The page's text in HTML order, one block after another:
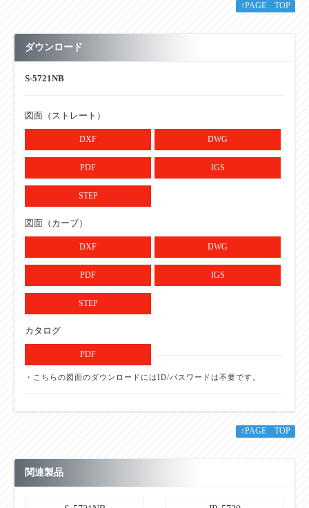
90・150・240・305・390・490・
ローラ間隔 P
・単位：mm
↑PAGE TOP
ダウンロード
S-5721NB
図面（ストレート）
DXF DWG
PDF IGS
STEP
図面（カーブ）
DXF DWG
PDF IGS
STEP
カタログ
PDF
・こちらの図面のダウンロードにはID/パスワードは不要です。
↑PAGE TOP
関連製品